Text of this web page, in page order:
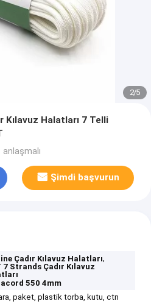
2/5
Kılavuz Halatları 7 Telli
anlaşmalı
Şimdi başvurun
Çadır Kılavuz Halatları,
Strands Çadır Kılavuz
550 4mm
paket, plastik torba, kutu, ctn